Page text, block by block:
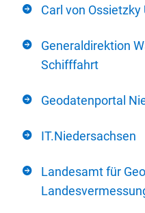
Carl von
Generaldirektion
Schifffahrt
Geodatenportal
IT.Niedersachsen
Landesamt für